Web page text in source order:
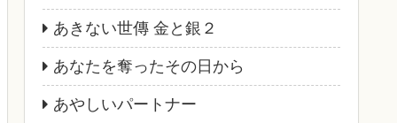
あきない世傳 金と銀２
あなたを奪ったその日から
あやしいパートナー